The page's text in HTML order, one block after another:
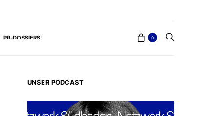
PR-DOSSIERS 0
UNSER PODCAST